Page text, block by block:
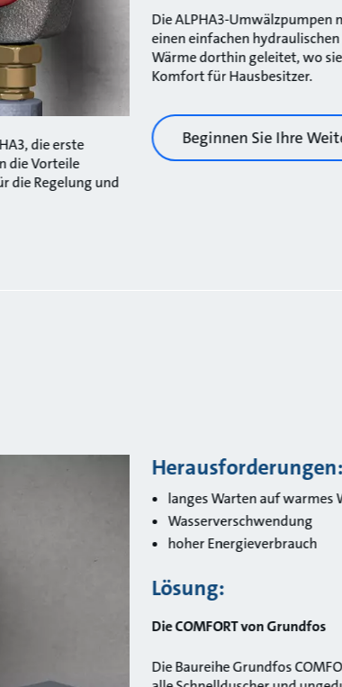
die erste
die Vorteile
die Regelung und
Die ALPHA3-
einen einfachen
Wärme dorthin geleitet, wo
Komfort für Hausbesitzer.
Beginnen Sie Ihre
Herausforderungen:
langes Warten auf warmes
Wasserverschwendung
hoher Energieverbrauch
Lösung:
Die COMFORT von Grundfos
Die Baureihe Grundfos